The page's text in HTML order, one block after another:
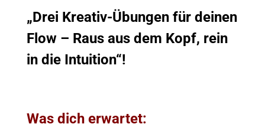
„Drei Kreativ-Übungen für deinen
Flow – Raus aus dem Kopf, rein
in die Intuition“!
Was dich erwartet: